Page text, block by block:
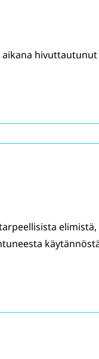
hivuttautunut
elimistä,